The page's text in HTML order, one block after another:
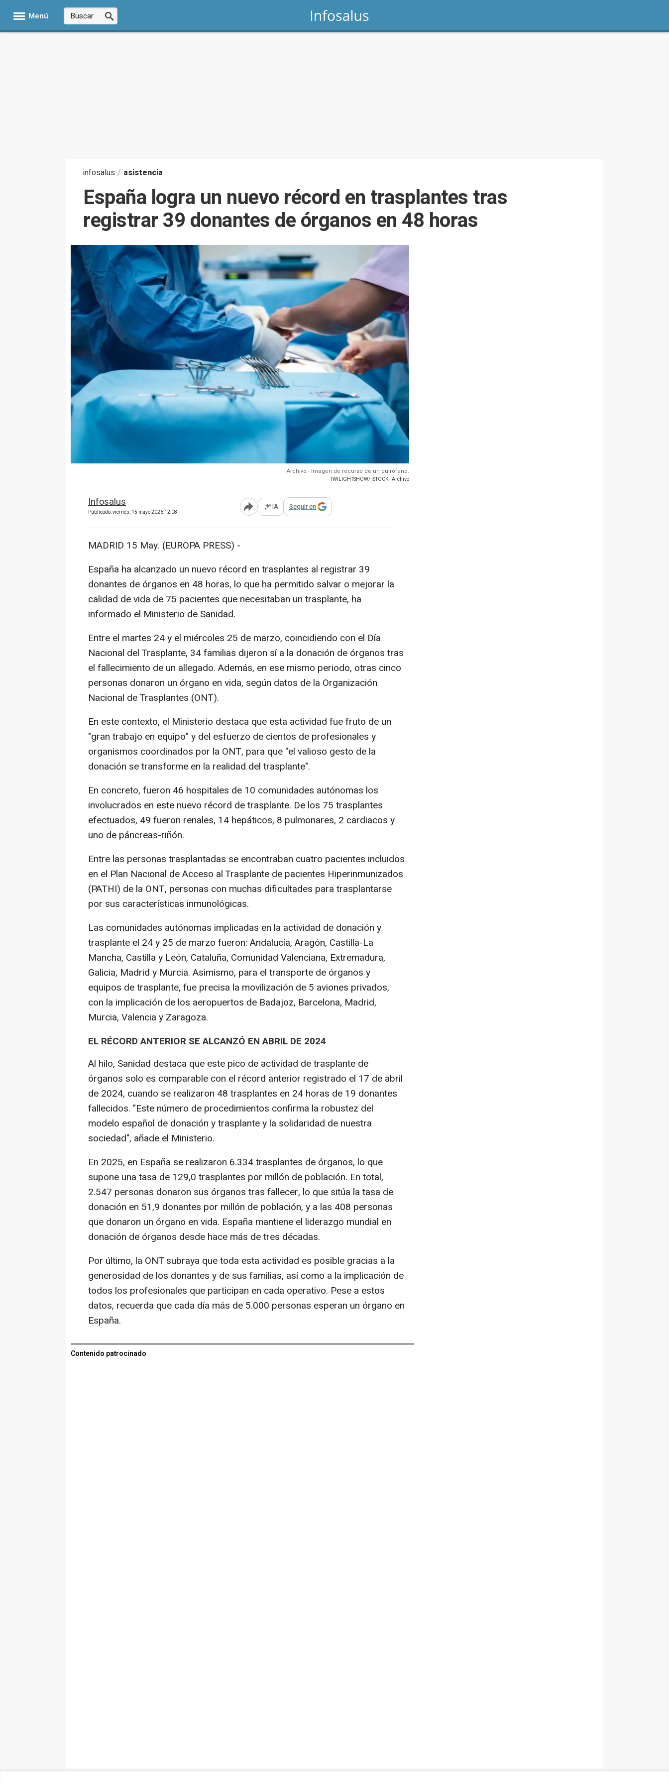
Menú
infosalus / asistencia
España logra un nuevo récord en trasplantes tras
registrar 39 donantes de órganos en 48 horas
Archivo - Imagen de recurso de un quirófano.
- TWILIGHTSHOW/ ISTOCK - Archivo
Infosalus
Publicado: viernes, 15 mayo 2026 12:08 Abrir opciones para compartir
IA Seguir en
MADRID 15 May. (EUROPA PRESS) -
España ha alcanzado un nuevo récord en trasplantes al registrar 39
donantes de órganos en 48 horas, lo que ha permitido salvar o mejorar la
calidad de vida de 75 pacientes que necesitaban un trasplante, ha
informado el Ministerio de Sanidad.
Entre el martes 24 y el miércoles 25 de marzo, coincidiendo con el Día
Nacional del Trasplante, 34 familias dijeron sí a la donación de órganos tras
el fallecimiento de un allegado. Además, en ese mismo periodo, otras cinco
personas donaron un órgano en vida, según datos de la Organización
Nacional de Trasplantes (ONT).
En este contexto, el Ministerio destaca que esta actividad fue fruto de un
"gran trabajo en equipo" y del esfuerzo de cientos de profesionales y
organismos coordinados por la ONT, para que "el valioso gesto de la
donación se transforme en la realidad del trasplante".
En concreto, fueron 46 hospitales de 10 comunidades autónomas los
involucrados en este nuevo récord de trasplante. De los 75 trasplantes
efectuados, 49 fueron renales, 14 hepáticos, 8 pulmonares, 2 cardiacos y
uno de páncreas-riñón.
Entre las personas trasplantadas se encontraban cuatro pacientes incluidos
en el Plan Nacional de Acceso al Trasplante de pacientes Hiperinmunizados
(PATHI) de la ONT, personas con muchas dificultades para trasplantarse
por sus características inmunológicas.
Las comunidades autónomas implicadas en la actividad de donación y
trasplante el 24 y 25 de marzo fueron: Andalucía, Aragón, Castilla-La
Mancha, Castilla y León, Cataluña, Comunidad Valenciana, Extremadura,
Galicia, Madrid y Murcia. Asimismo, para el transporte de órganos y
equipos de trasplante, fue precisa la movilización de 5 aviones privados,
con la implicación de los aeropuertos de Badajoz, Barcelona, Madrid,
Murcia, Valencia y Zaragoza.
EL RÉCORD ANTERIOR SE ALCANZÓ EN ABRIL DE 2024
Al hilo, Sanidad destaca que este pico de actividad de trasplante de
órganos solo es comparable con el récord anterior registrado el 17 de abril
de 2024, cuando se realizaron 48 trasplantes en 24 horas de 19 donantes
fallecidos. "Este número de procedimientos confirma la robustez del
modelo español de donación y trasplante y la solidaridad de nuestra
sociedad", añade el Ministerio.
En 2025, en España se realizaron 6.334 trasplantes de órganos, lo que
supone una tasa de 129,0 trasplantes por millón de población. En total,
2.547 personas donaron sus órganos tras fallecer, lo que sitúa la tasa de
donación en 51,9 donantes por millón de población, y a las 408 personas
que donaron un órgano en vida. España mantiene el liderazgo mundial en
donación de órganos desde hace más de tres décadas.
Por último, la ONT subraya que toda esta actividad es posible gracias a la
generosidad de los donantes y de sus familias, así como a la implicación de
todos los profesionales que participan en cada operativo. Pese a estos
datos, recuerda que cada día más de 5.000 personas esperan un órgano en
España.
Contenido patrocinado